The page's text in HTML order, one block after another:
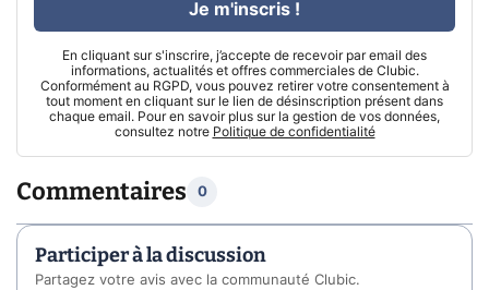
En cliquant sur s'inscrire, j’accepte de recevoir par email des
informations, actualités et offres commerciales de Clubic.
Conformément au RGPD, vous pouvez retirer votre consentement à
tout moment en cliquant sur le lien de désinscription présent dans
chaque email. Pour en savoir plus sur la gestion de vos données,
consultez notre Politique de confidentialité
Je m'inscris !
Commentaires 0
Participer à la discussion
Partagez votre avis avec la communauté Clubic.